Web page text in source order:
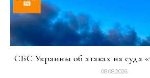
СБС Украины об атаках на суда
08.08.2026